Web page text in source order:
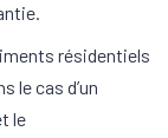
résidentiels
le cas d’un
le